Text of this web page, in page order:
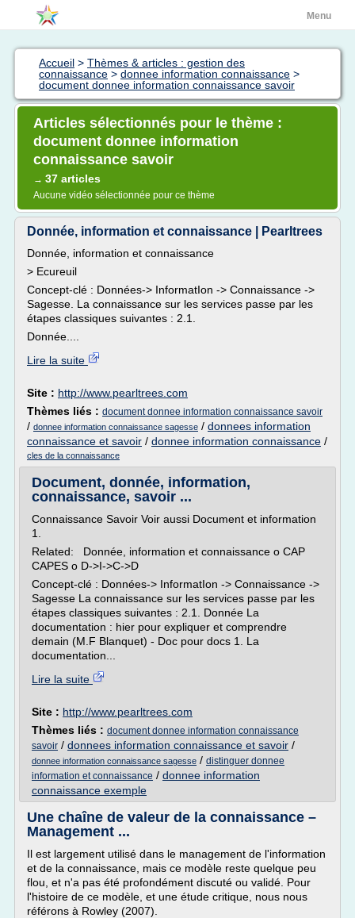
Menu
Accueil > Thèmes & articles : gestion des
connaissance > donnee information connaissance >
document donnee information connaissance savoir
Articles sélectionnés pour le thème :
document donnee information
connaissance savoir
→ 37 articles
Aucune vidéo sélectionnée pour ce thème
Donnée, information et connaissance | Pearltrees
Donnée, information et connaissance
> Ecureuil
Concept-clé : Données-> InformatIon -> Connaissance ->
Sagesse. La connaissance sur les services passe par les
étapes classiques suivantes : 2.1.
Donnée....
Lire la suite
Site : http://www.pearltrees.com
Thèmes liés : document donnee information connaissance savoir
/ donnee information connaissance sagesse / donnees information
connaissance et savoir / donnee information connaissance /
cles de la connaissance
Document, donnée, information,
connaissance, savoir ...
Connaissance Savoir Voir aussi Document et information
1.
Related: Donnée, information et connaissance o CAP
CAPES o D->I->C->D
Concept-clé : Données-> InformatIon -> Connaissance ->
Sagesse La connaissance sur les services passe par les
étapes classiques suivantes : 2.1. Donnée La
documentation : hier pour expliquer et comprendre
demain (M.F Blanquet) - Doc pour docs 1. La
documentation...
Lire la suite
Site : http://www.pearltrees.com
Thèmes liés : document donnee information connaissance
savoir / donnees information connaissance et savoir /
donnee information connaissance sagesse / distinguer donnee
information et connaissance / donnee information
connaissance exemple
Une chaîne de valeur de la connaissance –
Management ...
Il est largement utilisé dans le management de l'information
et de la connaissance, mais ce modèle reste quelque peu
flou, et n'a pas été profondément discuté ou validé. Pour
l'histoire de ce modèle, et une étude critique, nous nous
référons à Rowley (2007).